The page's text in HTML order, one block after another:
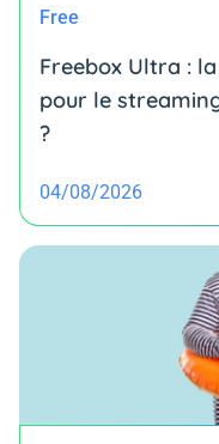
Free
Freebox Ultra :
pour le
?
04/08/2026